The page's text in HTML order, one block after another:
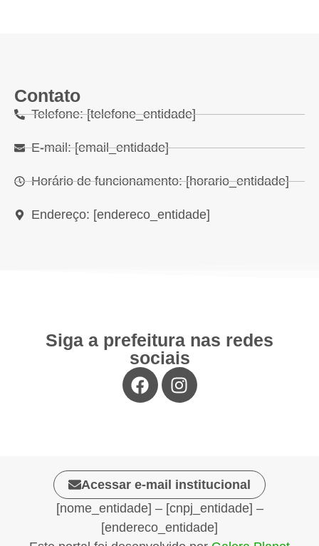
Contato
Telefone: [telefone_entidade]
E-mail: [email_entidade]
Horário de funcionamento: [horario_entidade]
Endereço: [endereco_entidade]
Siga a prefeitura nas redes
sociais
Acessar e-mail institucional
[nome_entidade] – [cnpj_entidade] –
[endereco_entidade]